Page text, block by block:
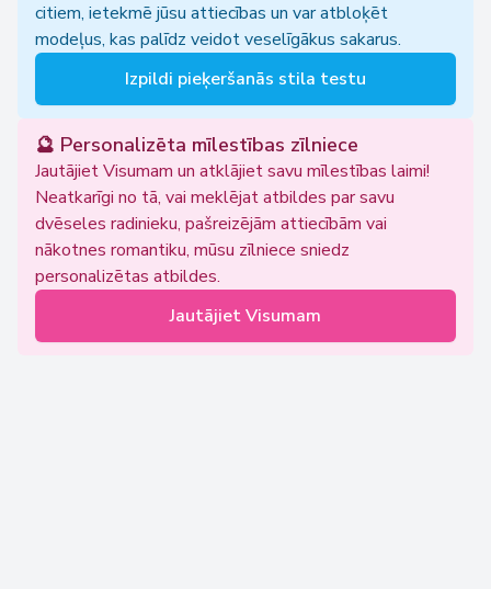
citiem, ietekmē jūsu attiecības un var atbloķēt
modeļus, kas palīdz veidot veselīgākus sakarus.
Izpildi pieķeršanās stila testu
🔮 Personalizēta mīlestības zīlniece
Jautājiet Visumam un atklājiet savu mīlestības laimi!
Neatkarīgi no tā, vai meklējat atbildes par savu
dvēseles radinieku, pašreizējām attiecībām vai
nākotnes romantiku, mūsu zīlniece sniedz
personalizētas atbildes.
Jautājiet Visumam